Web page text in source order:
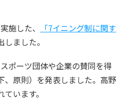
施した、
「7イニング制に関す
ました。
ポーツ団体や企業の賛同を得
、原則）を発表しました。高野
います。